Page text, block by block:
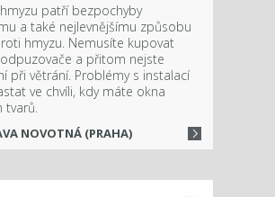
patří bezpochyby
a také nejlevnějšímu způsobu
hmyzu. Nemusíte kupovat
a přitom nejste
při větrání. Problémy s instalací
ve chvíli, kdy máte okna
tvarů.
NOVOTNÁ (PRAHA)